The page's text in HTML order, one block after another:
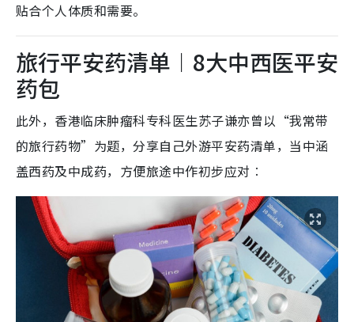
贴合个人体质和需要。​
旅行平安药清单︱8大中西医平安
药包
此外，香港临床肿瘤科专科医生苏子谦亦曾以“我常带
的旅行药物”为题，分享自己外游平安药清单，当中涵
盖西药及中成药，方便旅途中作初步应对︰